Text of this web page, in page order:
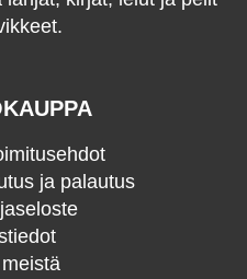
ja palautus